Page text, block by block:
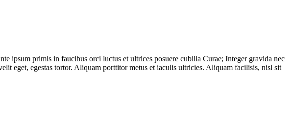
ipsum primis in faucibus orci luctus et ultrices posuere cubilia Curae; Integer gravida nec
eget, egestas tortor. Aliquam porttitor metus et iaculis ultricies. Aliquam facilisis, nisl sit